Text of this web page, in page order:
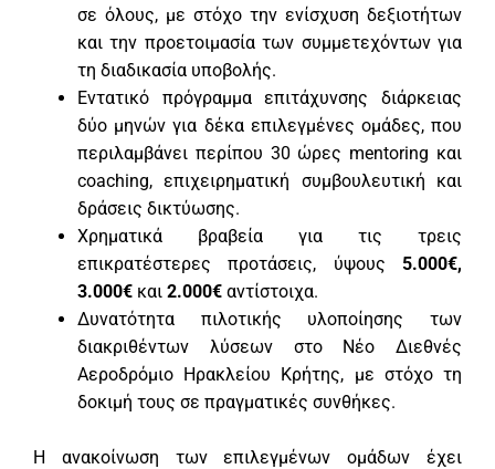
σε όλους, με στόχο την ενίσχυση δεξιοτήτων
και την προετοιμασία των συμμετεχόντων για
τη διαδικασία υποβολής.
Εντατικό πρόγραμμα επιτάχυνσης διάρκειας
δύο μηνών για δέκα επιλεγμένες ομάδες, που
περιλαμβάνει περίπου 30 ώρες mentoring και
coaching, επιχειρηματική συμβουλευτική και
δράσεις δικτύωσης.
Χρηματικά βραβεία για τις τρεις
επικρατέστερες προτάσεις, ύψους 5.000€,
3.000€ και 2.000€ αντίστοιχα.
Δυνατότητα πιλοτικής υλοποίησης των
διακριθέντων λύσεων στο Νέο Διεθνές
Αεροδρόμιο Ηρακλείου Κρήτης, με στόχο τη
δοκιμή τους σε πραγματικές συνθήκες.
Η ανακοίνωση των επιλεγμένων ομάδων έχει